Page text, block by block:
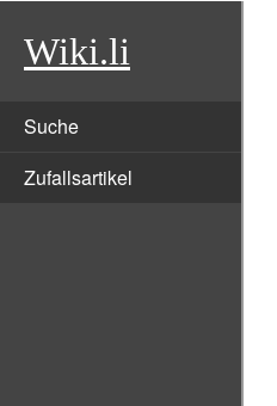
Wiki.li
Suche
Zufallsartikel